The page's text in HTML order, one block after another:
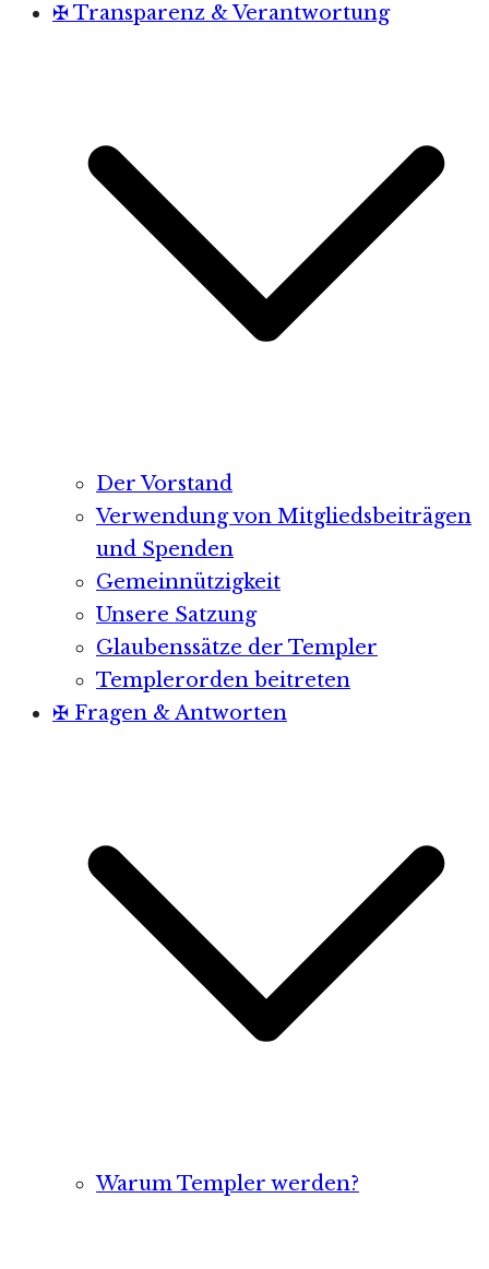
✠ Transparenz & Verantwortung
Der Vorstand
Verwendung von Mitgliedsbeiträgen
und Spenden
Gemeinnützigkeit
Unsere Satzung
Glaubenssätze der Templer
Templerorden beitreten
✠ Fragen & Antworten
Warum Templer werden?